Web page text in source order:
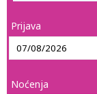
Prijava
Noćenja